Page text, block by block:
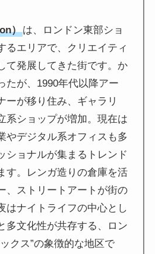
）は、ロンドン東部ショ
るエリアで、クリエイティ
て発展してきた街です。か
たが、1990年代以降アー
ーが移り住み、ギャラリ
系ショップが増加。現在は
やデジタル系オフィスも多
ショナルが集まるトレンド
す。レンガ造りの倉庫を活
、ストリートアートが街の
はナイトライフの中心とし
多文化性が共存する、ロン
クス”の象徴的な地区で